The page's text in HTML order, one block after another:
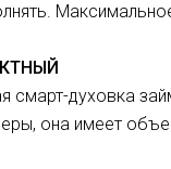
смарт-духовка
она имеет